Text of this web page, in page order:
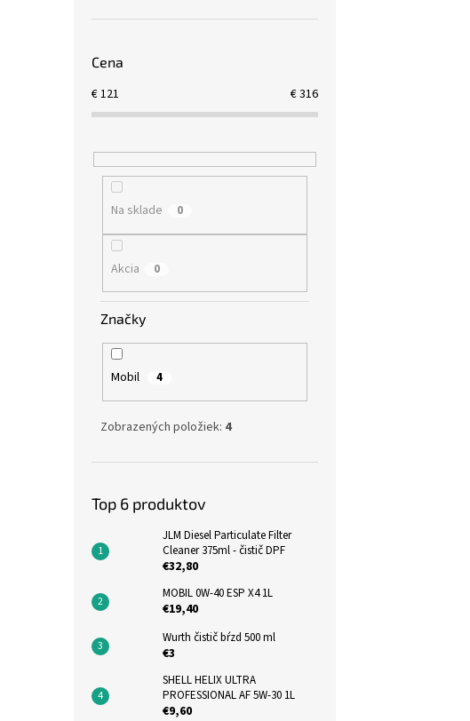
Cena
€121 €316
Na sklade 0
Akcia 0
Značky
Mobil 4
Zobrazených položiek: 4
Top 6 produktov
JLM Diesel Particulate Filter
Cleaner 375ml - čistič DPF
€32,80
MOBIL 0W-40 ESP X4 1L
€19,40
Wurth čistič bŕzd 500 ml
€3
SHELL HELIX ULTRA
PROFESSIONAL AF 5W-30 1L
€9,60